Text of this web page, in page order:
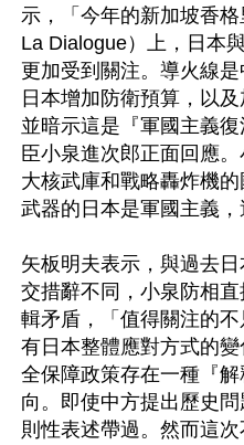
示，「今年的新加坡香
La Dialogue）上，日本
更加受到關注。導火線
日本增加防衛預算，以
並暗示這是『軍國主義
臣小泉進次郎正面回應
大核武庫和戰略轟炸機
武器的日本是軍國主義，
矢板明夫表示，與過去
交措辭不同，小泉防相
輯矛盾，「值得關注的
有日本整體應對方式的
全保障政策存在一種『
向。即使中方提出歷史
則性表述帶過。然而這